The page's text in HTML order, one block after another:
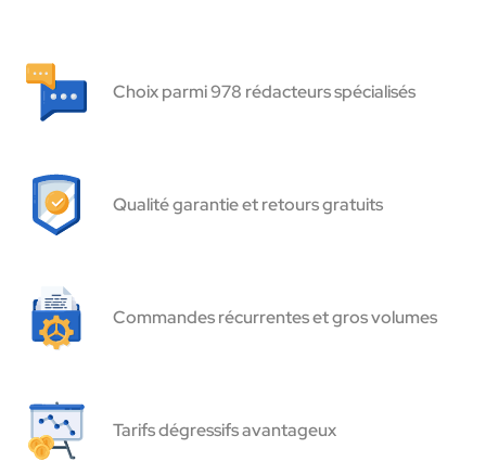
Choix parmi 978 rédacteurs spécialisés
Qualité garantie et retours gratuits
Commandes récurrentes et gros volumes
Tarifs dégressifs avantageux